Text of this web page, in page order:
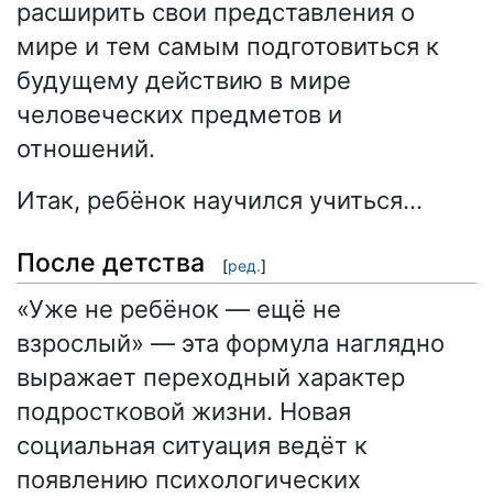
расширить свои представления о
мире и тем самым подготовиться к
будущему действию в мире
человеческих предметов и
отношений.
Итак, ребёнок научился учиться…
После детства [ред.]
«Уже не ребёнок — ещё не
взрослый» — эта формула наглядно
выражает переходный характер
подростковой жизни. Новая
социальная ситуация ведёт к
появлению психологических